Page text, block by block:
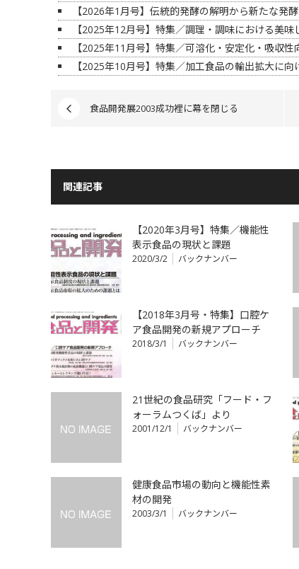
【2026年1月号】伝統的発酵の解明から新たな発
【2025年12月号】特集／調理・調味における美
【2025年11月号】特集／可溶化・安定化・吸収
【2025年10月号】特集／加工食品の輸出拡大に向
食品開発展2003成功裡に幕を閉じる
関連記事
【2020年3月号】特集／機能性
表示食品の現状と課題
2020/3/2 バックナンバー
【2018年3月号・特集】口腔ケ
ア食品開発の新規アプローチ
2018/3/1 バックナンバー
21世紀の食品研究「フード・フ
ォーラムつくば」より
2001/12/1 バックナンバー
健康食品市場の動向と機能性素
材の開発
2003/3/1 バックナンバー